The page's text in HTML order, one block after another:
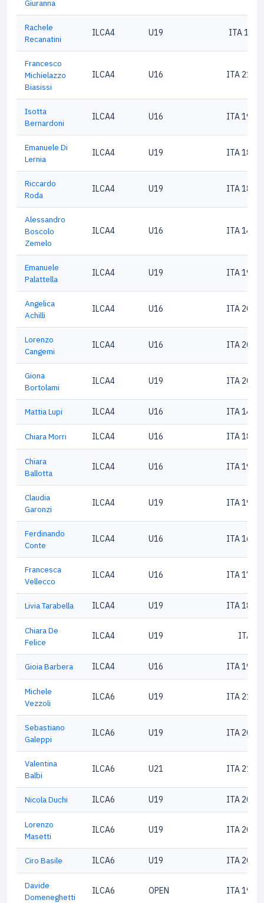
Giuranna
Rachele
Recanatini
ILCA4 U19 ITA
Francesco
Michielazzo
Biasissi
ILCA4 U16 ITA
Isotta
Bernardoni
ILCA4 U16 ITA
Emanuele Di
Lernia
ILCA4 U19 ITA
Riccardo
Roda
ILCA4 U19 ITA
Alessandro
Boscolo
Zemelo
ILCA4 U16 ITA
Emanuele
Palattella
ILCA4 U19 ITA
Angelica
Achilli
ILCA4 U16 ITA
Lorenzo
Cangemi
ILCA4 U16 ITA
Giona
Bortolami
ILCA4 U19 ITA
Mattia Lupi ILCA4 U16 ITA
Chiara Morri ILCA4 U16 ITA
Chiara
Ballotta
ILCA4 U16 ITA
Claudia
Garonzi
ILCA4 U19 ITA
Ferdinando
Conte
ILCA4 U16 ITA
Francesca
Vellecco
ILCA4 U16 ITA
Livia Tarabella ILCA4 U19 ITA
Chiara De
Felice
ILCA4 U19 ITA 1
Gioia Barbera ILCA4 U16 ITA
Michele
Vezzoli
ILCA6 U19 ITA
Sebastiano
Galeppi
ILCA6 U19 ITA
Valentina
Balbi
ILCA6 U21 ITA
Nicola Duchi ILCA6 U19 ITA
Lorenzo
Masetti
ILCA6 U19 ITA
Ciro Basile ILCA6 U19 ITA
Davide
Domeneghetti
ILCA6 OPEN ITA